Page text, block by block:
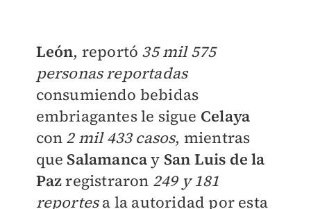
León, reportó 35 mil 575
personas reportadas
consumiendo bebidas
embriagantes le sigue Celaya
con 2 mil 433 casos, mientras
que Salamancay San Luis de la
Pazregistraron 249 y 181
reportesa la autoridad por esta